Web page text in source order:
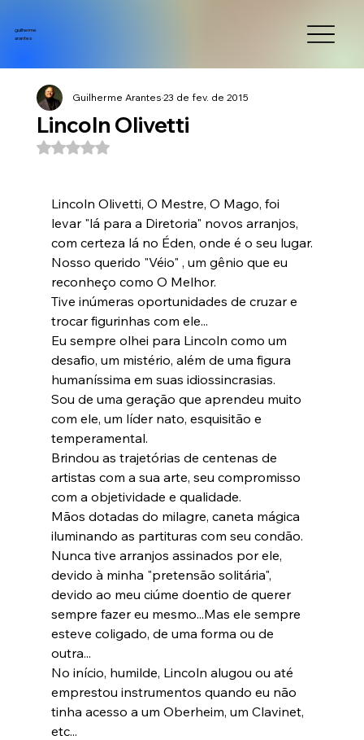
guilherme
arantes
Lincoln Olivetti
Guilherme Arantes23 de fev. de 2015
Avaliado com NaN de 5 estrelas.
Lincoln Olivetti, O Mestre, O Mago, foi
levar "lá para a Diretoria" novos arranjos,
com certeza lá no Éden, onde é o seu lugar.
Nosso querido "Véio" , um gênio que eu
reconheço como O Melhor.
Tive inúmeras oportunidades de cruzar e
trocar figurinhas com ele...
Eu sempre olhei para Lincoln como um
desafio, um mistério, além de uma figura
humaníssima em suas idiossincrasias.
Sou de uma geração que aprendeu muito
com ele, um líder nato, esquisitão e
temperamental.
Brindou as trajetórias de centenas de
artistas com a sua arte, seu compromisso
com a objetividade e qualidade.
Mãos dotadas do milagre, caneta mágica
iluminando as partituras com seu condão.
Nunca tive arranjos assinados por ele,
devido à minha "pretensão solitária",
devido ao meu ciúme doentio de querer
sempre fazer eu mesmo...Mas ele sempre
esteve coligado, de uma forma ou de
outra...
No início, humilde, Lincoln alugou ou até
emprestou instrumentos quando eu não
tinha acesso a um Oberheim, um Clavinet,
etc...